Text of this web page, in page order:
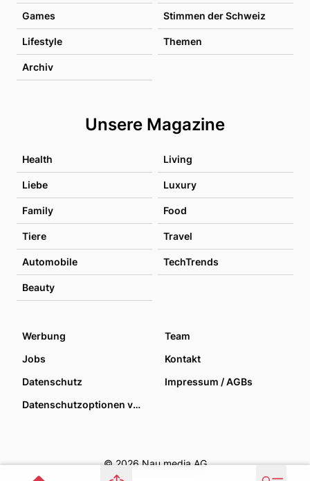
Games Stimmen der Schweiz
Lifestyle Themen
Archiv
Unsere Magazine
Health Living
Liebe Luxury
Family Food
Tiere Travel
Automobile TechTrends
Beauty
Werbung
Team
Jobs
Kontakt
Datenschutz
Impressum / AGBs
Datenschutzoptionen verwalten
© 2026 Nau media AG